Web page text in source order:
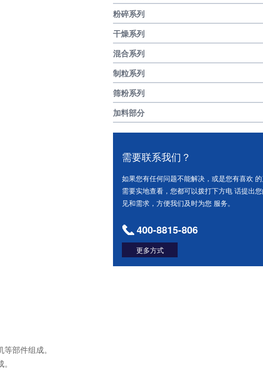
部件组成。
粉碎系列
干燥系列
混合系列
制粒系列
筛粉系列
加料部分
需要联系我们？
如果您有任何问题不能解决，或是您有喜欢
需要实地查看，您都可以拨打下方电 话提出
见和需求，方便我们及时为您 服务。
400-8815-806
更多方式